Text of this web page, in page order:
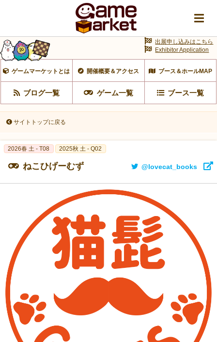
ゲームマーケットとは 開催概要＆アクセス ブース＆ホールMAP
ブログ一覧 ゲーム一覧 ブース一覧
出展申し込みはこちら
Exhibitor Application
サイトトップに戻る
2026春 土 - T08 2025秋 土 - Q02
ねこひげーむず @lovecat_books